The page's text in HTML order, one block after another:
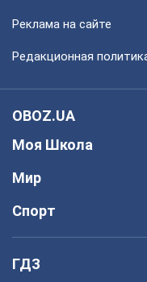
Реклама на сайте
Редакционная
OBOZ.UA
Моя Школа
Мир
Спорт
ГДЗ